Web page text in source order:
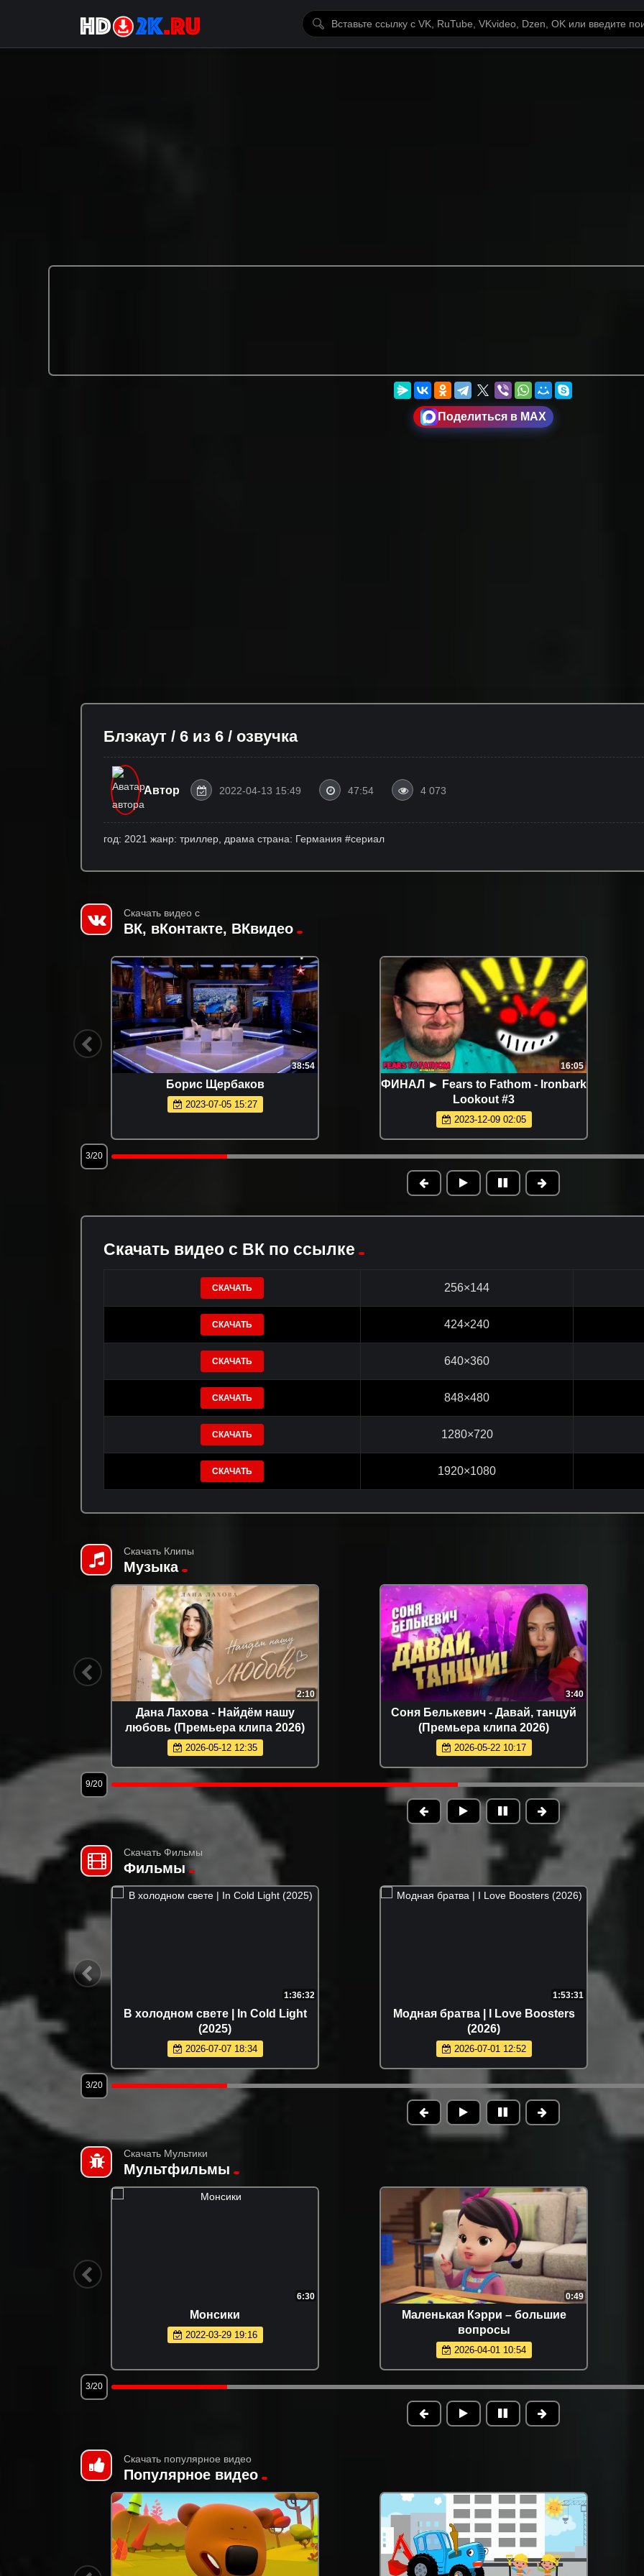
Поделиться в MAX
Блэкаут / 6 из 6 / озвучка
Автор 2022-04-13 15:49 47:54 4 073
год: 2021 жанр: триллер, драма страна: Германия #сериал
Скачать видео с
ВК, вКонтакте, ВКвидео
38:54
Борис Щербаков
2023-07-05 15:27
16:05
ФИНАЛ ► Fears to Fathom - Ironbark
Lookout #3
2023-12-09 02:05
3/20
Скачать видео с ВК по ссылке
СКАЧАТЬ 256×144
СКАЧАТЬ 424×240
СКАЧАТЬ 640×360
СКАЧАТЬ 848×480
СКАЧАТЬ 1280×720
СКАЧАТЬ 1920×1080
Скачать Клипы
Музыка
2:10
Дана Лахова - Найдём нашу
любовь (Премьера клипа 2026)
2026-05-12 12:35
3:40
Соня Белькевич - Давай, танцуй
(Премьера клипа 2026)
2026-05-22 10:17
9/20
Скачать Фильмы
Фильмы
2:45:38 1:36:32
В холодном свете | In Cold Light
(2025)
2026-07-07 18:34
1:53:31
Модная братва | I Love Boosters
(2026)
2026-07-01 12:52
3/20
Скачать Мультики
Мультфильмы
6:30
Монсики
2022-03-29 19:16
0:49
Маленькая Кэрри – большие
вопросы
2026-04-01 10:54
3/20
Скачать популярное видео
Популярное видео